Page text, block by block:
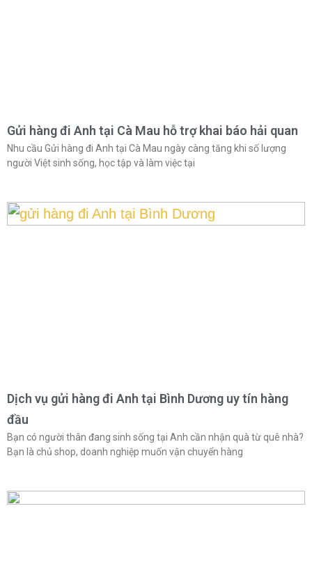
Gửi hàng đi Anh tại Cà Mau hỗ trợ khai báo hải quan
Nhu cầu Gửi hàng đi Anh tại Cà Mau ngày càng tăng khi số lượng
người Việt sinh sống, học tập và làm việc tại
Dịch vụ gửi hàng đi Anh tại Bình Dương uy tín hàng
đầu
Bạn có người thân đang sinh sống tại Anh cần nhận quà từ quê nhà?
Bạn là chủ shop, doanh nghiệp muốn vận chuyển hàng